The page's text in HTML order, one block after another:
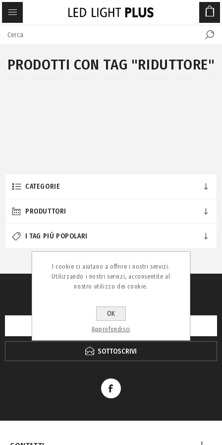
PRODOTTI CON TAG "RIDUTTORE"
CATEGORIE
PRODUTTORI
I TAG PIÙ POPOLARI
SOTTOSCRIVI
I cookie ci aiutano a offrire i nostri servizi.
Utilizzando i nostri servizi, acconsentite al
nostro utilizzo dei cookie.
OK
Approfondisci